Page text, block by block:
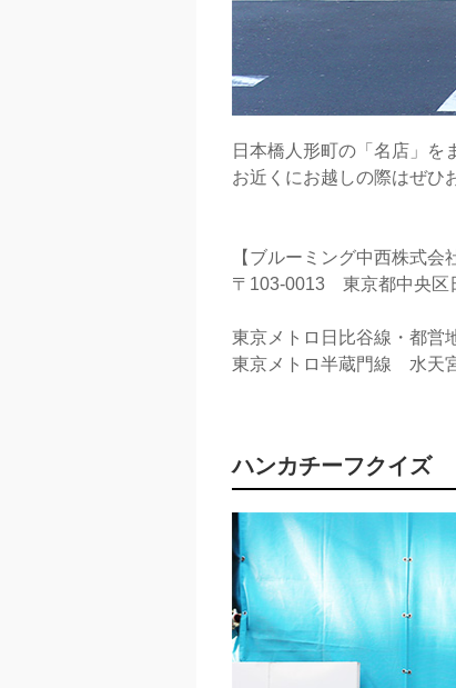
日本橋人形町の「名店」を
お近くにお越しの際はぜひ
【ブルーミング中西株式
〒103-0013 東京都中央区
東京メトロ日比谷線・都
東京メトロ半蔵門線 水天
ハンカチーフクイズ